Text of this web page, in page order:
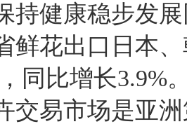
持健康稳步发
鲜花出口日本
同比增长3.9%
交易市场是亚